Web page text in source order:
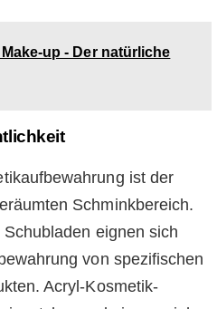
up - Der natürliche
ist der
Schminkbereich.
eignen sich
von spezifischen
Acryl-Kosmetik-